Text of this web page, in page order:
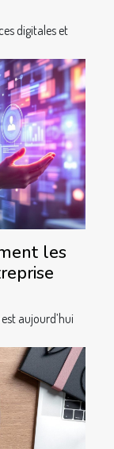
digitales et
les
aujourd’hui